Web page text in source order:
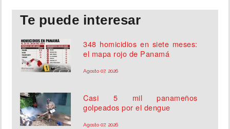
Te puede interesar
348 homicidios en siete meses:
el mapa rojo de Panamá
Agosto 07, 2026
Casi 5 mil panameños
golpeados por el dengue
Agosto 07, 2026